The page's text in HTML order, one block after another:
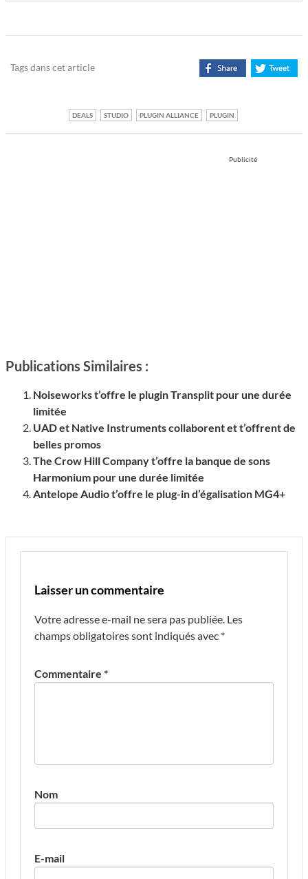
Tags dans cet article
DEALS STUDIO PLUGIN ALLIANCE PLUGIN
Publicité
Publications Similaires :
Noiseworks t’offre le plugin Transplit pour une durée
limitée
UAD et Native Instruments collaborent et t’offrent de
belles promos
The Crow Hill Company t’offre la banque de sons
Harmonium pour une durée limitée
Antelope Audio t’offre le plug-in d’égalisation MG4+
Laisser un commentaire
Votre adresse e-mail ne sera pas publiée. Les
champs obligatoires sont indiqués avec *
Commentaire *
Nom
E-mail